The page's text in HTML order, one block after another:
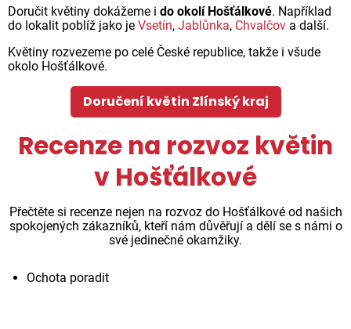
Doručit květiny dokážeme i do okolí Hošťálkové. Například
do lokalit poblíž jako je Vsetín, Jablůnka, Chvalčov a další.
Květiny rozvezeme po celé České republice, takže i všude
okolo Hošťálkové.
Doručení květin Zlínský kraj
Recenze na rozvoz květin
v Hošťálkové
Přečtěte si recenze nejen na rozvoz do Hošťálkové od našich
spokojených zákazníků, kteří nám důvěřují a dělí se s námi o
své jedinečné okamžiky.
Ochota poradit